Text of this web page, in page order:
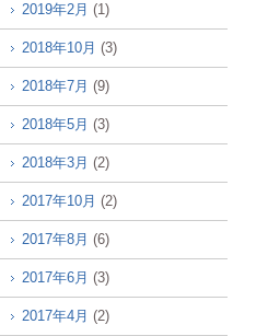
2019年2月 (1)
2018年10月 (3)
2018年7月 (9)
2018年5月 (3)
2018年3月 (2)
2017年10月 (2)
2017年8月 (6)
2017年6月 (3)
2017年4月 (2)